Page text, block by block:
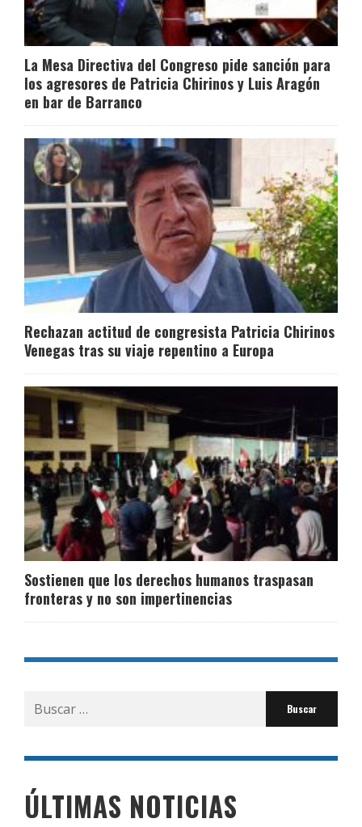
La Mesa Directiva del Congreso pide sanción para
los agresores de Patricia Chirinos y Luis Aragón
en bar de Barranco
Rechazan actitud de congresista Patricia Chirinos
Venegas tras su viaje repentino a Europa
Sostienen que los derechos humanos traspasan
fronteras y no son impertinencias
Buscar
por:
ÚLTIMAS NOTICIAS